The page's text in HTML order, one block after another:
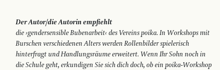
Der Autor/die Autorin empfiehlt
die ›gendersensible Bubenarbeit‹ des Vereins poika. In Workshops mit
Burschen verschiedenen Alters werden Rollenbilder spielerisch
hinterfragt und Handlungsräume erweitert. Wenn Ihr Sohn noch in
die Schule geht, erkundigen Sie sich dich doch, ob ein poika-Workshop